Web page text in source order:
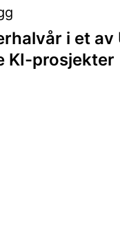
i et av
KI-prosjekter